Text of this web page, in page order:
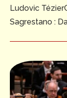
Ludovic
Sagrestano :